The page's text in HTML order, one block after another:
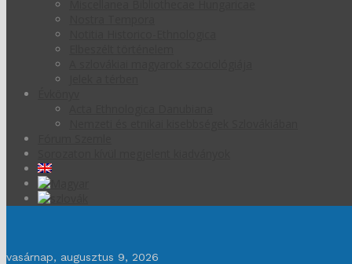
vasárnap, augusztus 9, 2026